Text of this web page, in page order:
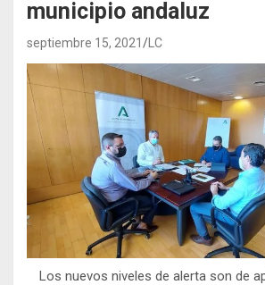
municipio andaluz
septiembre 15, 2021 LC
Los nuevos niveles de alerta son de